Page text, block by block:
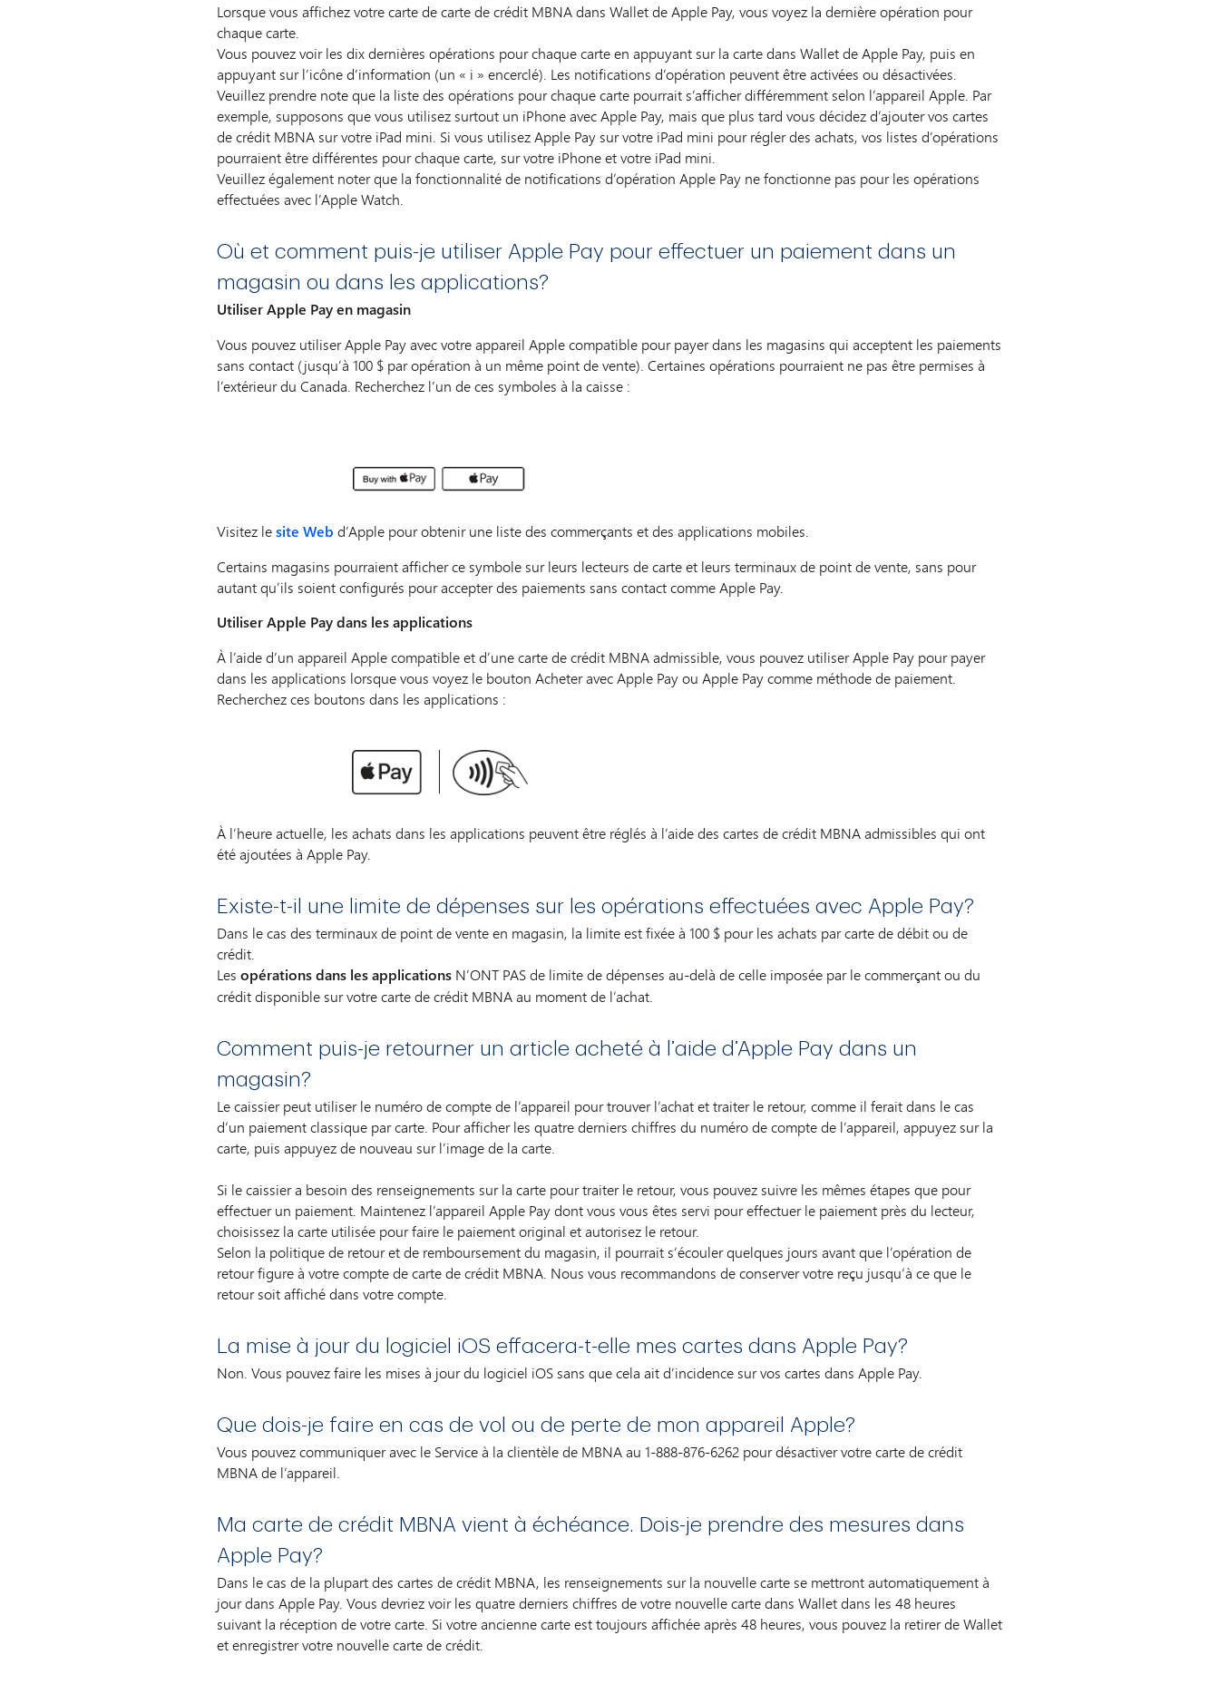
Lorsque vous affichez votre carte de carte de crédit MBNA dans Wallet de Apple Pay, vous voyez la dernière opération pour
chaque carte.
Vous pouvez voir les dix dernières opérations pour chaque carte en appuyant sur la carte dans Wallet de Apple Pay, puis en
appuyant sur l’icône d’information (un « i » encerclé). Les notifications d’opération peuvent être activées ou désactivées.
Veuillez prendre note que la liste des opérations pour chaque carte pourrait s’afficher différemment selon l’appareil Apple. Par
exemple, supposons que vous utilisez surtout un iPhone avec Apple Pay, mais que plus tard vous décidez d’ajouter vos cartes
de crédit MBNA sur votre iPad mini. Si vous utilisez Apple Pay sur votre iPad mini pour régler des achats, vos listes d’opérations
pourraient être différentes pour chaque carte, sur votre iPhone et votre iPad mini.
Veuillez également noter que la fonctionnalité de notifications d’opération Apple Pay ne fonctionne pas pour les opérations
effectuées avec l’Apple Watch.
Où et comment puis-je utiliser Apple Pay pour effectuer un paiement dans un
magasin ou dans les applications?
Utiliser Apple Pay en magasin
Vous pouvez utiliser Apple Pay avec votre appareil Apple compatible pour payer dans les magasins qui acceptent les paiements
sans contact (jusqu’à 100 $ par opération à un même point de vente). Certaines opérations pourraient ne pas être permises à
l’extérieur du Canada. Recherchez l’un de ces symboles à la caisse :
Visitez lesite Web d’Apple pour obtenir une liste des commerçants et des applications mobiles.
Certains magasins pourraient afficher ce symbole sur leurs lecteurs de carte et leurs terminaux de point de vente, sans pour
autant qu’ils soient configurés pour accepter des paiements sans contact comme Apple Pay.
Utiliser Apple Pay dans les applications
À l’aide d’un appareil Apple compatible et d’une carte de crédit MBNA admissible, vous pouvez utiliser Apple Pay pour payer
dans les applications lorsque vous voyez le bouton Acheter avec Apple Pay ou Apple Pay comme méthode de paiement.
Recherchez ces boutons dans les applications :
À l’heure actuelle, les achats dans les applications peuvent être réglés à l’aide des cartes de crédit MBNA admissibles qui ont
été ajoutées à Apple Pay.
Existe-t-il une limite de dépenses sur les opérations effectuées avec Apple Pay?
Dans le cas des terminaux de point de vente en magasin, la limite est fixée à 100 $ pour les achats par carte de débit ou de
crédit.
Les opérations dans les applications N’ONT PAS de limite de dépenses au-delà de celle imposée par le commerçant ou du
crédit disponible sur votre carte de crédit MBNA au moment de l’achat.
Comment puis-je retourner un article acheté à l’aide d’Apple Pay dans un
magasin?
Le caissier peut utiliser le numéro de compte de l’appareil pour trouver l’achat et traiter le retour, comme il ferait dans le cas
d’un paiement classique par carte. Pour afficher les quatre derniers chiffres du numéro de compte de l’appareil, appuyez sur la
carte, puis appuyez de nouveau sur l’image de la carte.
Si le caissier a besoin des renseignements sur la carte pour traiter le retour, vous pouvez suivre les mêmes étapes que pour
effectuer un paiement. Maintenez l’appareil Apple Pay dont vous vous êtes servi pour effectuer le paiement près du lecteur,
choisissez la carte utilisée pour faire le paiement original et autorisez le retour.
Selon la politique de retour et de remboursement du magasin, il pourrait s’écouler quelques jours avant que l’opération de
retour figure à votre compte de carte de crédit MBNA. Nous vous recommandons de conserver votre reçu jusqu’à ce que le
retour soit affiché dans votre compte.
La mise à jour du logiciel iOS effacera-t-elle mes cartes dans Apple Pay?
Non. Vous pouvez faire les mises à jour du logiciel iOS sans que cela ait d’incidence sur vos cartes dans Apple Pay.
Que dois-je faire en cas de vol ou de perte de mon appareil Apple?
Vous pouvez communiquer avec le Service à la clientèle de MBNA au 1-888-876-6262 pour désactiver votre carte de crédit
MBNA de l’appareil.
Ma carte de crédit MBNA vient à échéance. Dois-je prendre des mesures dans
Apple Pay?
Dans le cas de la plupart des cartes de crédit MBNA, les renseignements sur la nouvelle carte se mettront automatiquement à
jour dans Apple Pay. Vous devriez voir les quatre derniers chiffres de votre nouvelle carte dans Wallet dans les 48 heures
suivant la réception de votre carte. Si votre ancienne carte est toujours affichée après 48 heures, vous pouvez la retirer de Wallet
et enregistrer votre nouvelle carte de crédit.